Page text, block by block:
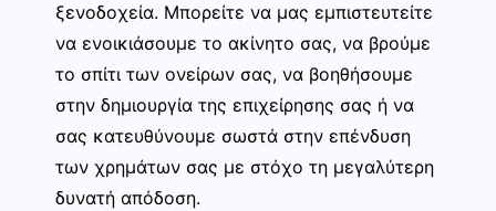
ξενοδοχεία. Μπορείτε να μας εμπιστευτείτε
να ενοικιάσουμε το ακίνητο σας, να βρούμε
το σπίτι των ονείρων σας, να βοηθήσουμε
στην δημιουργία της επιχείρησης σας ή να
σας κατευθύνουμε σωστά στην επένδυση
των χρημάτων σας με στόχο τη μεγαλύτερη
δυνατή απόδοση.